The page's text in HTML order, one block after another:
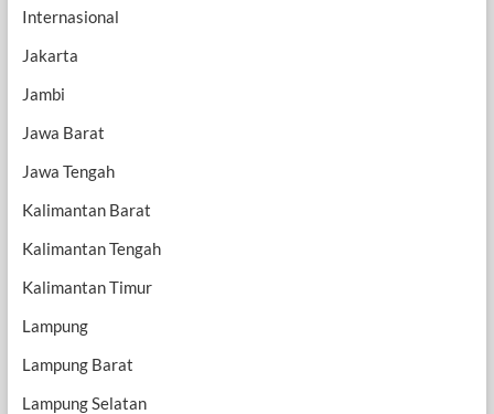
Internasional
Jakarta
Jambi
Jawa Barat
Jawa Tengah
Kalimantan Barat
Kalimantan Tengah
Kalimantan Timur
Lampung
Lampung Barat
Lampung Selatan